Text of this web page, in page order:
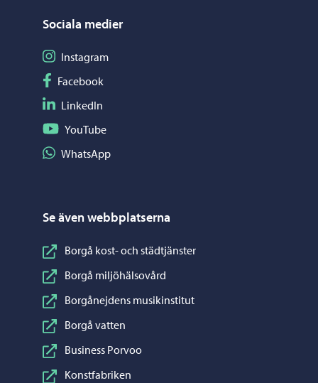
Sociala medier
Följ på Instagram
Instagram
Följ på Facebook
Facebook
Följ på LinkedIn
LinkedIn
Följ på YouTube
YouTube
Dela på WhatsApp
WhatsApp
Se även webbplatserna
Borgå kost- och städtjänster
Borgå miljöhälsovård
Borgånejdens musikinstitut
Borgå vatten
Business Porvoo
Konstfabriken